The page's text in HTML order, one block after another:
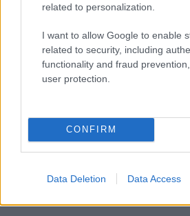
related to personalization.
I want to allow Google to enable
related to security, including
functionality and fraud
user protection.
CONFIRM
Data Deletion Data Access